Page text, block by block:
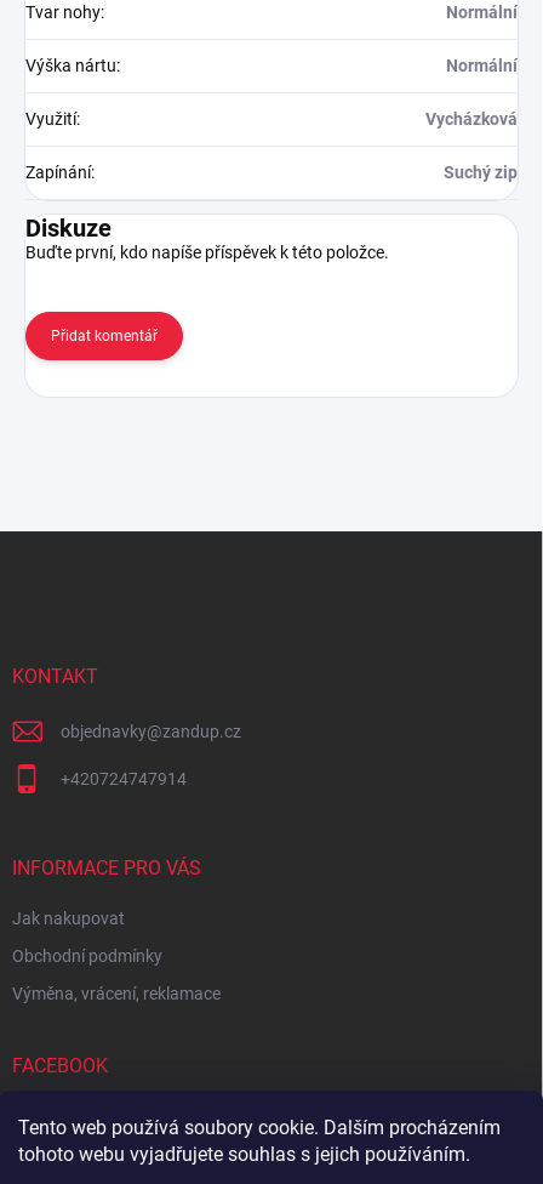
Tento web používá soubory cookie. Dalším procházením
tohoto webu vyjadřujete souhlas s jejich používáním.
Tvar nohy: Normální
Výška nártu: Normální
Využití: Vycházková
Zapínání: Suchý zip
Diskuze
Buďte první, kdo napíše příspěvek k této položce.
Přidat komentář
KONTAKT
objednavky@zandup.cz
+420724747914
INFORMACE PRO VÁS
Jak nakupovat
Obchodní podmínky
Výměna, vrácení, reklamace
FACEBOOK